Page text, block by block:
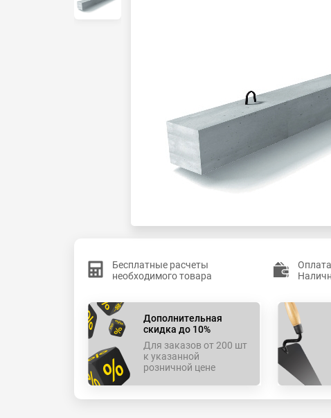
Бесплатные расчеты
необходимого товара
Дополнительная
скидка до 10%
Для заказов от 200 шт
к указанной
розничной цене